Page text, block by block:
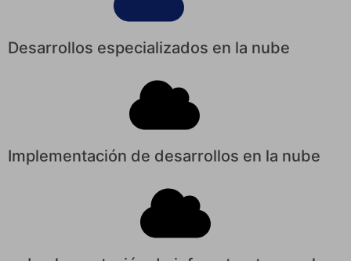
Desarrollos especializados en la nube
Implementación de desarrollos en la nube